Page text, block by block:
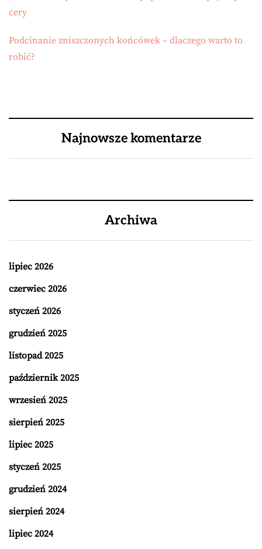
cery
Podcinanie zniszczonych końcówek – dlaczego warto to
robić?
Najnowsze komentarze
Archiwa
lipiec 2026
czerwiec 2026
styczeń 2026
grudzień 2025
listopad 2025
październik 2025
wrzesień 2025
sierpień 2025
lipiec 2025
styczeń 2025
grudzień 2024
sierpień 2024
lipiec 2024